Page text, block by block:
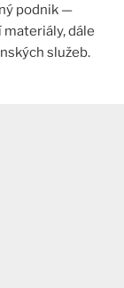
podnik —
dále
služeb.